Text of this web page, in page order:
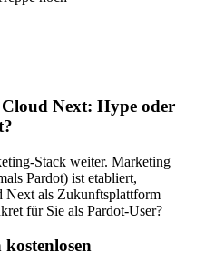
Next: Hype oder
Stack weiter. Marketing
Pardot) ist etabliert,
als Zukunftsplattform
für Sie als Pardot-User?
kostenlosen